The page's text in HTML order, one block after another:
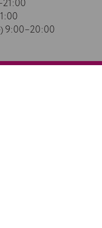
9:00–20:00